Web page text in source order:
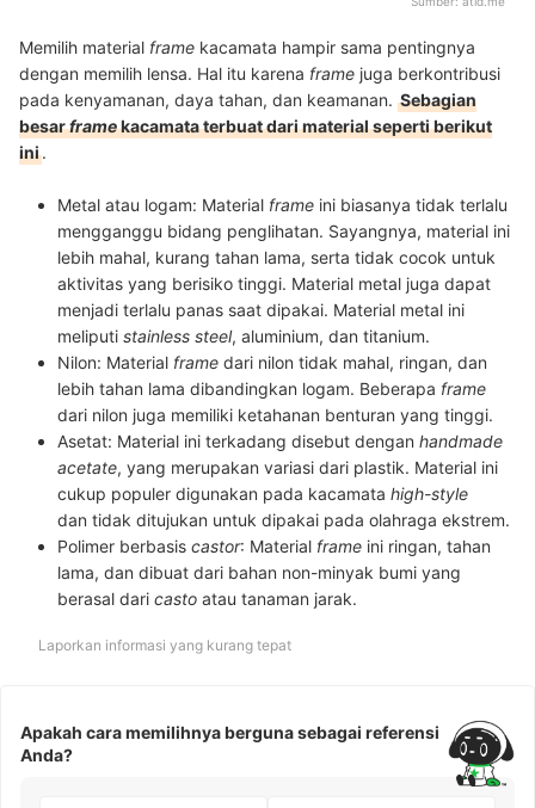
Memilih material frame kacamata hampir sama pentingnya
dengan memilih lensa. Hal itu karena frame juga berkontribusi
pada kenyamanan, daya tahan, dan keamanan. Sebagian
besarframekacamata terbuat dari material seperti berikut
ini.
Metal atau logam: Material frame ini biasanya tidak terlalu
mengganggu bidang penglihatan. Sayangnya, material ini
lebih mahal, kurang tahan lama, serta tidak cocok untuk
aktivitas yang berisiko tinggi. Material metal juga dapat
menjadi terlalu panas saat dipakai. Material metal ini
meliputi stainless steel, aluminium, dan titanium.
Nilon: Material frame dari nilon tidak mahal, ringan, dan
lebih tahan lama dibandingkan logam. Beberapa frame
dari nilon juga memiliki ketahanan benturan yang tinggi.
Asetat: Material ini terkadang disebut dengan handmade
acetate, yang merupakan variasi dari plastik. Material ini
cukup populer digunakan pada kacamata high-style
dan tidak ditujukan untuk dipakai pada olahraga ekstrem.
Polimer berbasis castor: Material frame ini ringan, tahan
lama, dan dibuat dari bahan non-minyak bumi yang
berasal dari casto atau tanaman jarak.
Laporkan informasi yang kurang tepat
Apakah cara memilihnya berguna sebagai referensi
Anda?